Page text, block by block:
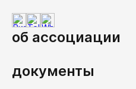
об ассоциации
документы